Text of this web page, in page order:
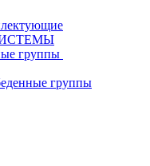
группы
группы